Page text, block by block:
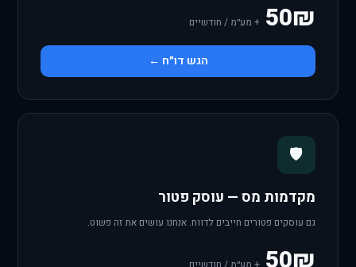
50₪ + מע״מ / חודשיים
הגש דו״ח ←
🛡️
מקדמות מס — עוסק פטור
גם עוסקים פטורים חייבים לדווח. אנחנו עושים את זה פשוט.